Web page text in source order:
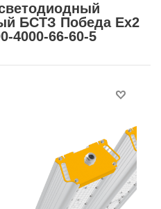
БСТЗ Победа Ex2
4000-66-60-5